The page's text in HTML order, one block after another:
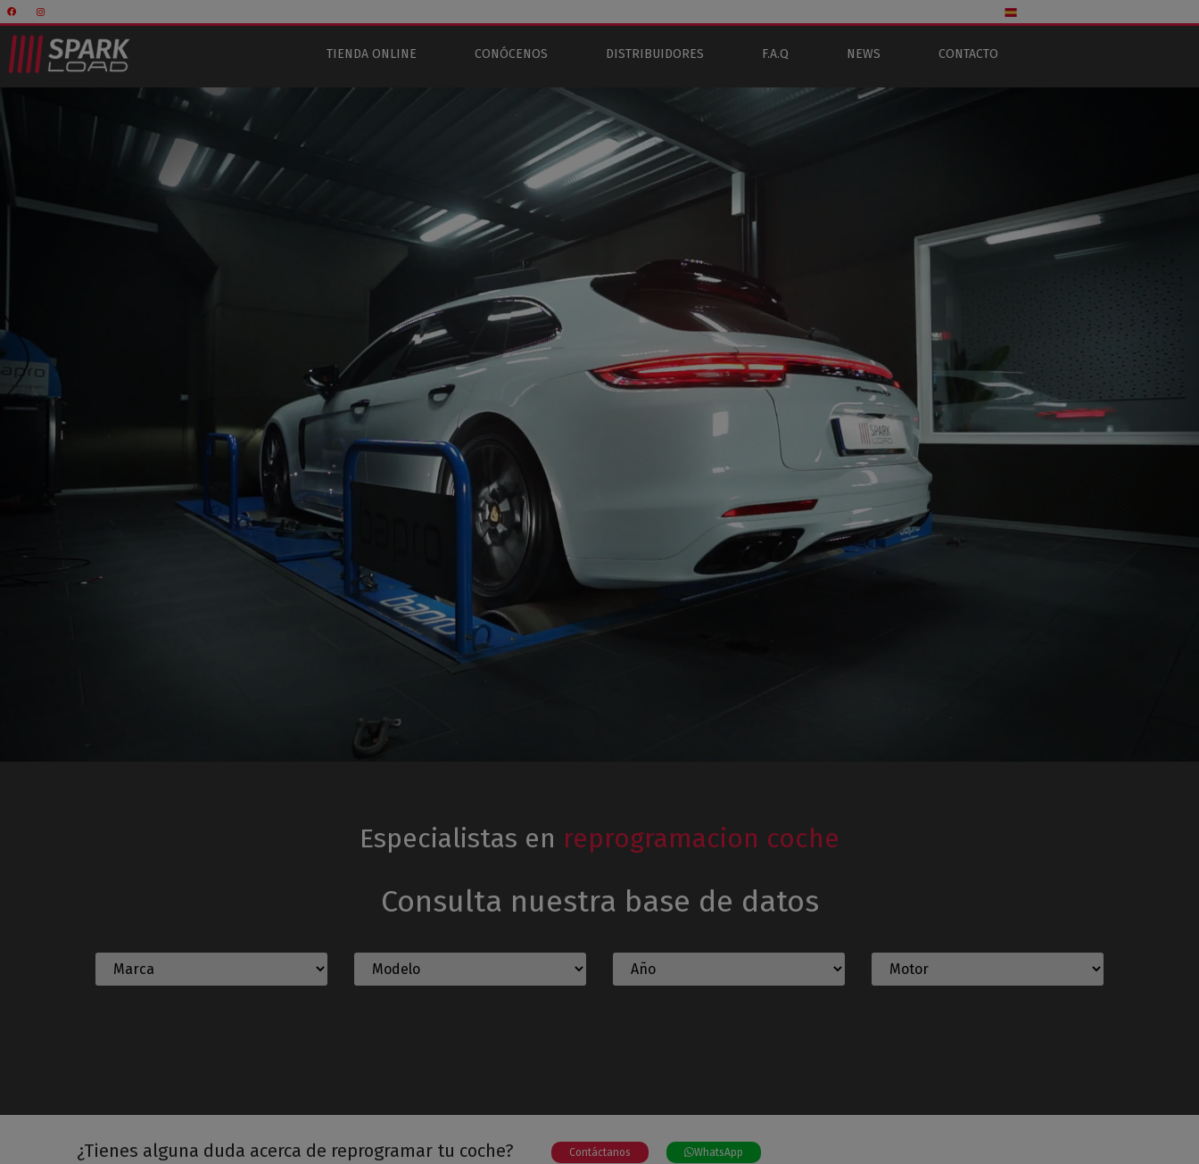
TIENDA ONLINE CONÓCENOS DISTRIBUIDORES F.A.Q NEWS CONTACTO
Especialistas en reprogramacion coche
Consulta nuestra base de datos
¿Tienes alguna duda acerca de reprogramar tu coche? Contáctanos WhatsApp